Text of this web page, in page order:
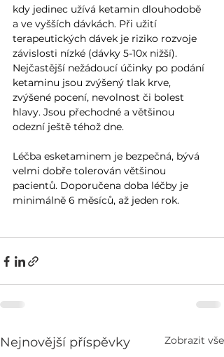
kdy jedinec užívá ketamin dlouhodobě
a ve vyšších dávkách. Při užití
terapeutických dávek je riziko rozvoje
závislosti nízké (dávky 5-10x nižší).
Nejčastější nežádoucí účinky po podání
ketaminu jsou zvýšený tlak krve,
zvýšené pocení, nevolnost či bolest
hlavy. Jsou přechodné a většinou
odezní ještě téhož dne.
Léčba esketaminem je bezpečná, bývá
velmi dobře tolerován většinou
pacientů. Doporučena doba léčby je
minimálně 6 měsíců, až jeden rok.
Nejnovější příspěvky Zobrazit vše